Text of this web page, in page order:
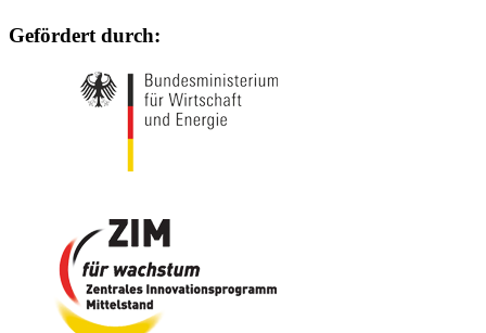
Gefördert durch: